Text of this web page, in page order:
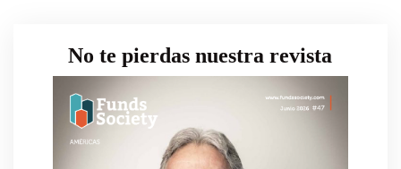
No te pierdas nuestra revista